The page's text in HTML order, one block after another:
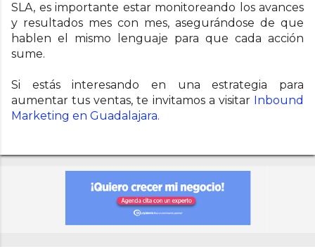
SLA, es importante estar monitoreando los avances
y resultados mes con mes, asegurándose de que
hablen el mismo lenguaje para que cada acción
sume.
Si estás interesando en una estrategia para
aumentar tus ventas, te invitamos a visitar Inbound
Marketing en Guadalajara.